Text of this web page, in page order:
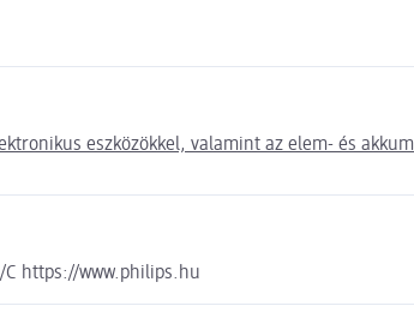
eszközökkel, valamint az elem- és
C https://www.philips.hu